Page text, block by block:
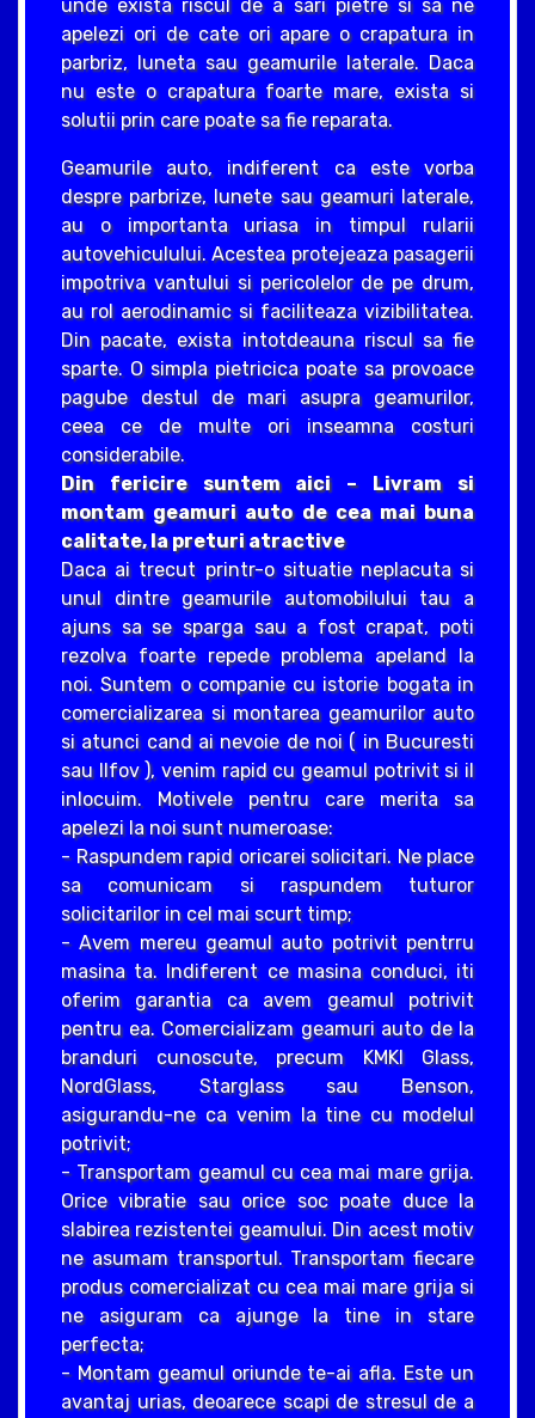
unde exista riscul de a sari pietre si sa ne
apelezi ori de cate ori apare o crapatura in
parbriz, luneta sau geamurile laterale. Daca
nu este o crapatura foarte mare, exista si
solutii prin care poate sa fie reparata.
Geamurile auto, indiferent ca este vorba
despre parbrize, lunete sau geamuri laterale,
au o importanta uriasa in timpul rularii
autovehiculului. Acestea protejeaza pasagerii
impotriva vantului si pericolelor de pe drum,
au rol aerodinamic si faciliteaza vizibilitatea.
Din pacate, exista intotdeauna riscul sa fie
sparte. O simpla pietricica poate sa provoace
pagube destul de mari asupra geamurilor,
ceea ce de multe ori inseamna costuri
considerabile.
Din fericire suntem aici – Livram si
montam geamuri auto de cea mai buna
calitate, la preturi atractive
Daca ai trecut printr-o situatie neplacuta si
unul dintre geamurile automobilului tau a
ajuns sa se sparga sau a fost crapat, poti
rezolva foarte repede problema apeland la
noi. Suntem o companie cu istorie bogata in
comercializarea si montarea geamurilor auto
si atunci cand ai nevoie de noi ( in Bucuresti
sau Ilfov ), venim rapid cu geamul potrivit si il
inlocuim. Motivele pentru care merita sa
apelezi la noi sunt numeroase:
- Raspundem rapid oricarei solicitari. Ne place
sa comunicam si raspundem tuturor
solicitarilor in cel mai scurt timp;
- Avem mereu geamul auto potrivit pentrru
masina ta. Indiferent ce masina conduci, iti
oferim garantia ca avem geamul potrivit
pentru ea. Comercializam geamuri auto de la
branduri cunoscute, precum KMKI Glass,
NordGlass, Starglass sau Benson,
asigurandu-ne ca venim la tine cu modelul
potrivit;
- Transportam geamul cu cea mai mare grija.
Orice vibratie sau orice soc poate duce la
slabirea rezistentei geamului. Din acest motiv
ne asumam transportul. Transportam fiecare
produs comercializat cu cea mai mare grija si
ne asiguram ca ajunge la tine in stare
perfecta;
- Montam geamul oriunde te-ai afla. Este un
avantaj urias, deoarece scapi de stresul de a